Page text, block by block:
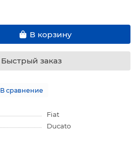
В корзину
Быстрый заказ
В сравнение
Fiat
Ducato